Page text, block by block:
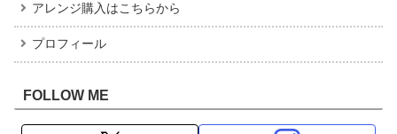
アレンジ購入はこちらから
プロフィール
FOLLOW ME